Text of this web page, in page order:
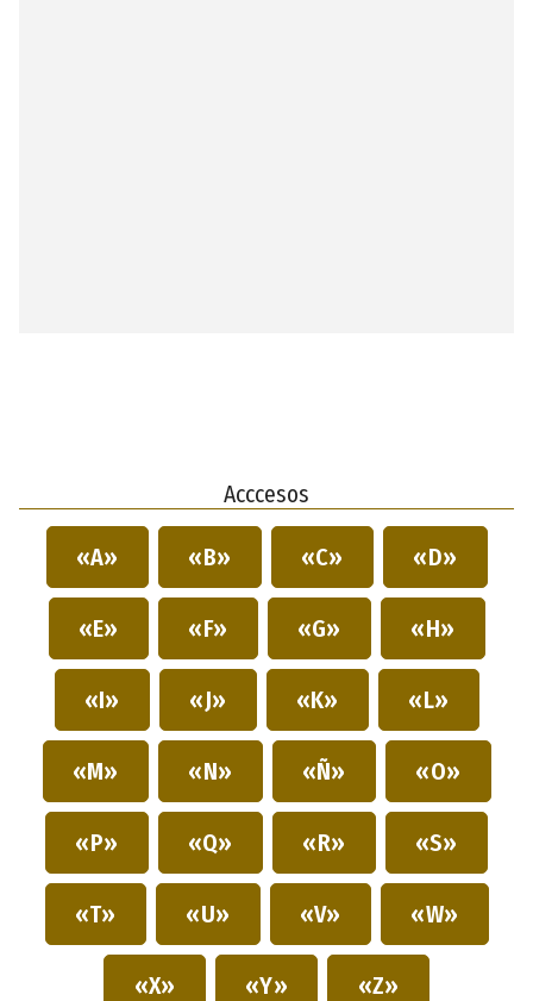
Acccesos
«A» «B» «C» «D»
«E» «F» «G» «H»
«I» «J» «K» «L»
«M» «N» «Ñ» «O»
«P» «Q» «R» «S»
«T» «U» «V» «W»
«X» «Y» «Z»